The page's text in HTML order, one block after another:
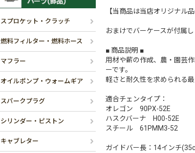
【当商品は当店オリジナル
おまけでバーケースが付属し
■ 商品説明 ■
用材や薪の作成、農・園芸
ーです。
軽さと耐久性を求められる
適合チェンタイプ：
オレゴン 90PX-52E
ハスクバーナ H00-52E
スチール 61PMM3-52
ガイドバー長：14インチ
スプロケット・クラッチ
燃料フィルター・燃料ホース
マフラー
オイルポンプ・ウォームギア
スパークプラグ
シリンダー・ピストン
キャブレター